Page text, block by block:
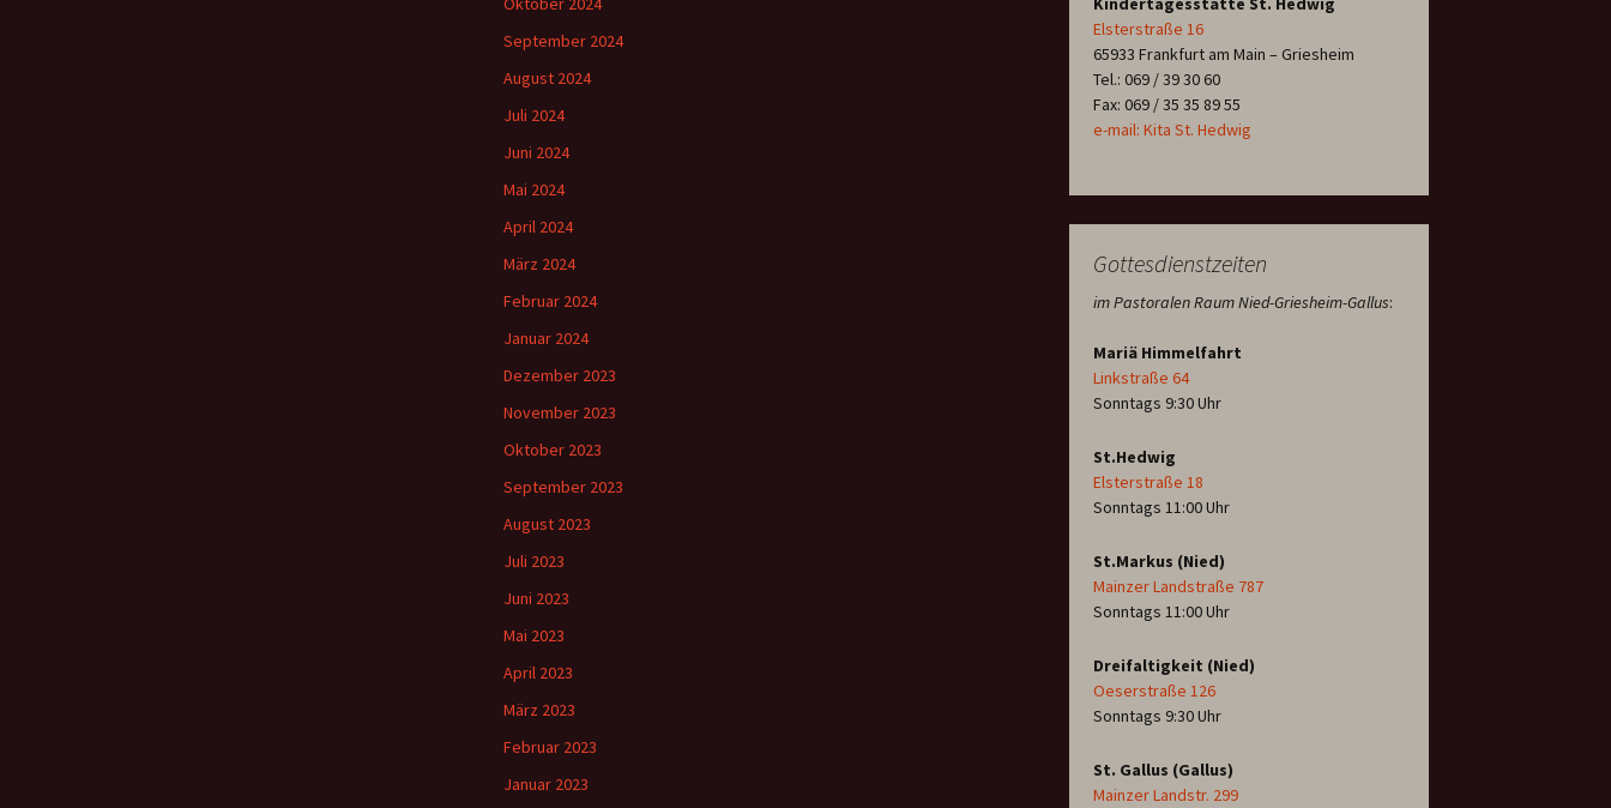
Elsterstraße 16
65933 Frankfurt am Main – Griesheim
Tel.: 069 / 39 30 60
Fax: 069 / 35 35 89 55
e-mail: Kita St. Hedwig
Gottesdienstzeiten
im Pastoralen Raum Nied-Griesheim-Gallus:
Mariä Himmelfahrt
Linkstraße 64
Sonntags 9:30 Uhr
St.Hedwig
Elsterstraße 18
Sonntags 11:00 Uhr
St.Markus (Nied)
Mainzer Landstraße 787
Sonntags 11:00 Uhr
Dreifaltigkeit (Nied)
Oeserstraße 126
Sonntags 9:30 Uhr
St. Gallus (Gallus)
Mainzer Landstr. 299
September 2024
August 2024
Juli 2024
Juni 2024
Mai 2024
April 2024
März 2024
Februar 2024
Januar 2024
Dezember 2023
November 2023
Oktober 2023
September 2023
August 2023
Juli 2023
Juni 2023
Mai 2023
April 2023
März 2023
Februar 2023
Januar 2023